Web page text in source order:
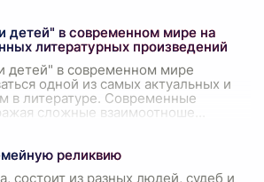
детей" в современном мире на
литературных произведений
детей" в современном мире
одной из самых актуальных и
в литературе. Современные
сложные взаимоотноше
реликвию
состоит из разных людей, судеб и